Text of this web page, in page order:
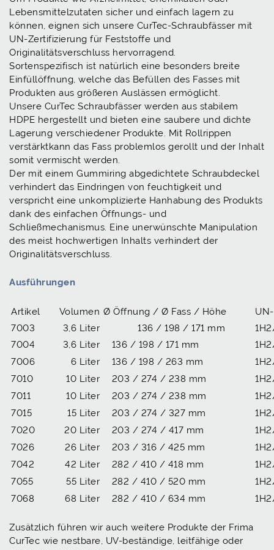
Lebensmittelzutaten sicher und einfach lagern zu
können, eignen sich unsere CurTec-Schraubfässer mit
UN-Zertifizierung für Feststoffe und
Originalitätsverschluss hervorragend.
Sortenspezifisch ist natürlich eine besonders breite
Einfüllöffnung, welche das Befüllen des Fasses mit
Produkten aus größeren Auslässen ermöglicht.
Unsere CurTec Schraubfässer werden aus stabilem
HDPE hergestellt und bieten eine saubere und dichte
Lagerung verschiedener Produkte. Mit Rollrippen
verstärktkann das Fass problemlos gerollt und der Inhalt
somit vermischt werden.
Der mit einem Gummiring abgedichtete Schraubdeckel
verhindert das Eindringen von feuchtigkeit und
verspricht eine unkomplizierte Hanhabung des Produkts
dank des einfachen Öffnungs- und
Schließmechanismus. Eine unerwünschte Manipulation
des meist hochwertigen Inhalts verhindert der
Originalitätsverschluss.
Ausführungen
Artikel Volumen Ø Öffnung / Ø Fass / Höhe
7003
3,6 Liter 136 / 198 / 171 mm
7004
3,6 Liter 136 / 198 / 171 mm
7006
6 Liter 136 / 198 / 263 mm
7010
10 Liter 203 / 274 / 238 mm
7011
10 Liter 203 / 274 / 238 mm
7015
15 Liter 203 / 274 / 327 mm
7020
20 Liter 203 / 274 / 417 mm
7026
26 Liter 203 / 316 / 425 mm
7042
42 Liter 282 / 410 / 418 mm
7055
55 Liter 282 / 410 / 520 mm
7068
68 Liter 282 / 410 / 634 mm
Zusätzlich führen wir auch weitere Produkte der Frima
CurTec wie nestbare, UV-beständige, leitfähige oder